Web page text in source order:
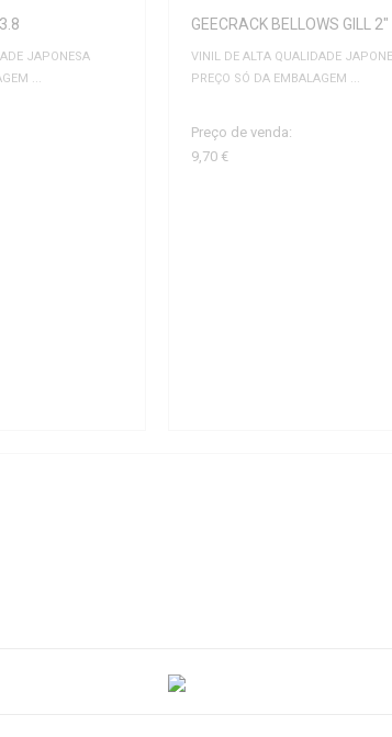
JAPONESA
...
GEECRACK BELLOWS GILL 2"
VINIL DE ALTA QUALIDADE
PREÇO SÓ DA EMBALAGEM ...
Preço de venda:
9,70 €